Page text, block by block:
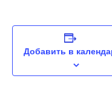
Добавить в